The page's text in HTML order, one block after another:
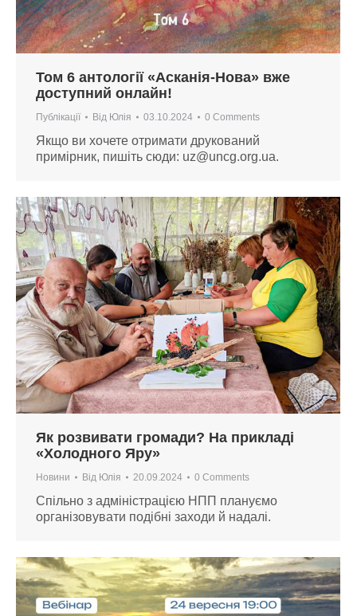
Том 6 антології «Асканія-Нова» вже
доступний онлайн!
Публікації Від Юлія 03.10.2024 0 Comments
Якщо ви хочете отримати друкований
примірник, пишіть сюди: uz@uncg.org.ua.
Як розвивати громади? На прикладі
«Холодного Яру»
Новини Від Юлія 20.09.2024 0 Comments
Спільно з адміністрацією НПП плануємо
організовувати подібні заходи й надалі.